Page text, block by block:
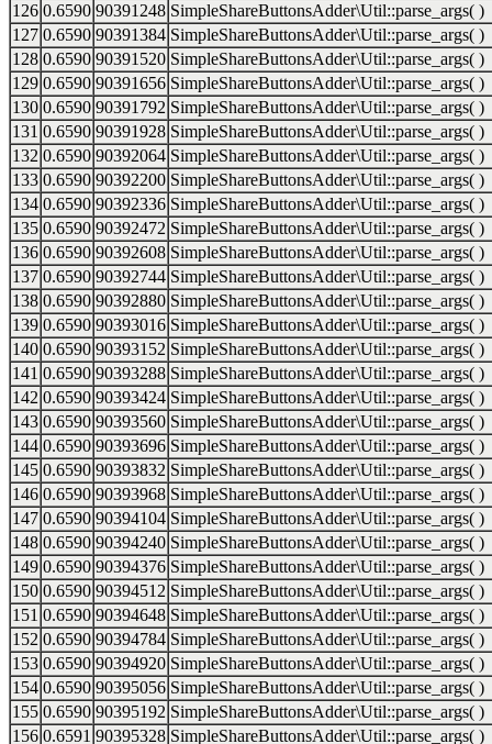
126 0.6590 90391248 SimpleShareButtonsAdder\Util::parse_args( )
127 0.6590 90391384 SimpleShareButtonsAdder\Util::parse_args( )
128 0.6590 90391520 SimpleShareButtonsAdder\Util::parse_args( )
129 0.6590 90391656 SimpleShareButtonsAdder\Util::parse_args( )
130 0.6590 90391792 SimpleShareButtonsAdder\Util::parse_args( )
131 0.6590 90391928 SimpleShareButtonsAdder\Util::parse_args( )
132 0.6590 90392064 SimpleShareButtonsAdder\Util::parse_args( )
133 0.6590 90392200 SimpleShareButtonsAdder\Util::parse_args( )
134 0.6590 90392336 SimpleShareButtonsAdder\Util::parse_args( )
135 0.6590 90392472 SimpleShareButtonsAdder\Util::parse_args( )
136 0.6590 90392608 SimpleShareButtonsAdder\Util::parse_args( )
137 0.6590 90392744 SimpleShareButtonsAdder\Util::parse_args( )
138 0.6590 90392880 SimpleShareButtonsAdder\Util::parse_args( )
139 0.6590 90393016 SimpleShareButtonsAdder\Util::parse_args( )
140 0.6590 90393152 SimpleShareButtonsAdder\Util::parse_args( )
141 0.6590 90393288 SimpleShareButtonsAdder\Util::parse_args( )
142 0.6590 90393424 SimpleShareButtonsAdder\Util::parse_args( )
143 0.6590 90393560 SimpleShareButtonsAdder\Util::parse_args( )
144 0.6590 90393696 SimpleShareButtonsAdder\Util::parse_args( )
145 0.6590 90393832 SimpleShareButtonsAdder\Util::parse_args( )
146 0.6590 90393968 SimpleShareButtonsAdder\Util::parse_args( )
147 0.6590 90394104 SimpleShareButtonsAdder\Util::parse_args( )
148 0.6590 90394240 SimpleShareButtonsAdder\Util::parse_args( )
149 0.6590 90394376 SimpleShareButtonsAdder\Util::parse_args( )
150 0.6590 90394512 SimpleShareButtonsAdder\Util::parse_args( )
151 0.6590 90394648 SimpleShareButtonsAdder\Util::parse_args( )
152 0.6590 90394784 SimpleShareButtonsAdder\Util::parse_args( )
153 0.6590 90394920 SimpleShareButtonsAdder\Util::parse_args( )
154 0.6590 90395056 SimpleShareButtonsAdder\Util::parse_args( )
155 0.6590 90395192 SimpleShareButtonsAdder\Util::parse_args( )
156 0.6591 90395328 SimpleShareButtonsAdder\Util::parse_args( )